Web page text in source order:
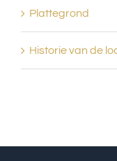
Plattegrond
Historie van de